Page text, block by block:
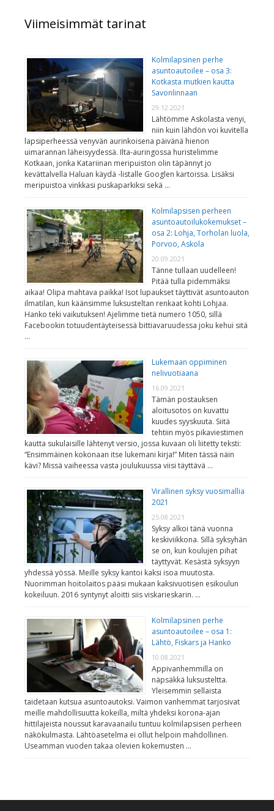
Viimeisimmät tarinat
Kolmilapsinen perhe
asuntoautoilee – osa 3:
Kotkasta mutkien kautta
Savonlinnaan
29.12.2021
Lähtömme Askolasta venyi,
niin kuin lähdön voi kuvitella
lapsiperheessä venyvän aurinkoisena päivänä hienon
uimarannan läheisyydessä. Ilta-auringossa huristelimme
Kotkaan, jonka Katariinan meripuiston olin täpännyt jo
kevättalvella Haluan käydä -listalle Googlen kartoissa. Lisäksi
meripuistoa vinkkasi puskaparkiksi sekä …
Kolmilapsisen perheen
asuntoautoilukokemukset –
osa 2: Lohja, Torholan luola,
Porvoo, Askola
20.09.2021
Tänne tullaan uudelleen!
Pitää tulla pidemmäksi
aikaa! Olipa mahtava paikka! Isot lupaukset täyttivät asuntoauton
ilmatilan, kun käänsimme luksusteltan renkaat kohti Lohjaa.
Hanko teki vaikutuksen! Ajelimme tietä numero 1050, sillä
Facebookin totuudentäyteisessä bittiavaruudessa joku kehui sitä
…
Lukemaan oppiminen
nelivuotiaana
16.09.2021
Tämän postauksen
aloitusotos on kuvattu
kuudes syyskuuta. Siitä
tehtiin myös pikaviestimen
kautta sukulaisille lähtenyt versio, jossa kuvaan oli liitetty teksti:
“Ensimmäinen kokonaan itse lukemani kirja!” Miten tässä näin
kävi? Missä vaiheessa vasta joulukuussa viisi täyttävä …
Virallinen syksy vuosimallia
2021
25.08.2021
Syksy alkoi tänä vuonna
keskiviikkona. Sillä syksyhän
se on, kun koulujen pihat
täyttyvät. Kesästä syksyyn
yhdessä yössä. Meille syksy kantoi kaksi isoa muutosta.
Nuorimman hoitolaitos pääsi mukaan kaksivuotisen esikoulun
kokeiluun. 2016 syntynyt aloitti siis viskarieskarin. …
Kolmilapsinen perhe
asuntoautoilee – osa 1:
Lähtö, Fiskars ja Hanko
10.08.2021
Appivanhemmilla on
näpsäkkä luksusteltta.
Yleisemmin sellaista
taidetaan kutsua asuntoautoksi. Vaimon vanhemmat tarjosivat
meille mahdollisuutta kokeilla, miltä yhdeksi korona-ajan
hittilajeista noussut karavaanailu tuntuu kolmilapsisen perheen
näkökulmasta. Lähtöasetelma ei ollut helpoin mahdollinen.
Useamman vuoden takaa olevien kokemusten …